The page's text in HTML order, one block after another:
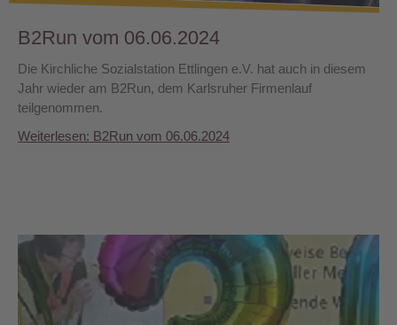
B2Run vom 06.06.2024
Die Kirchliche Sozialstation Ettlingen e.V. hat auch in diesem
Jahr wieder am B2Run, dem Karlsruher Firmenlauf
teilgenommen.
Weiterlesen: B2Run vom 06.06.2024